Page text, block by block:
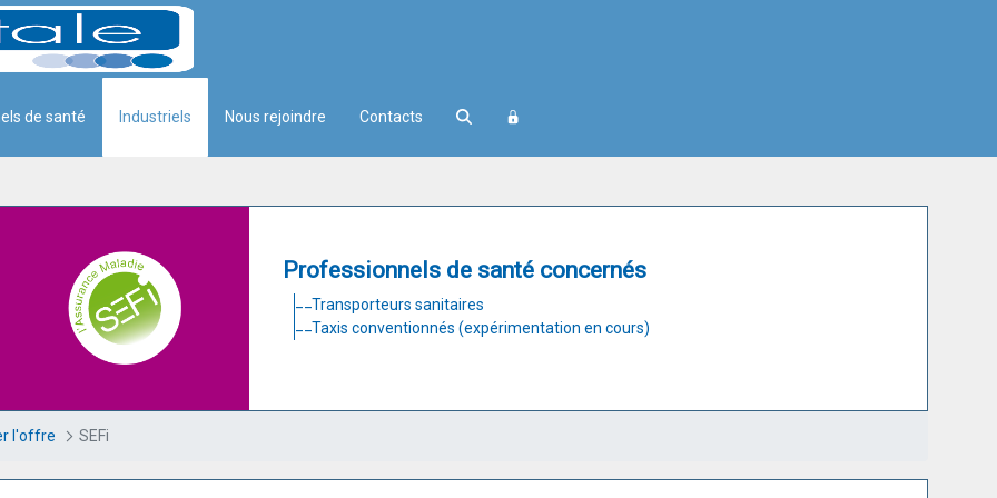
de santé Industriels Nous rejoindre Contacts
Professionnels de santé concernés
Transporteurs sanitaires
Taxis conventionnés (expérimentation en cours)
l'offre SEFi